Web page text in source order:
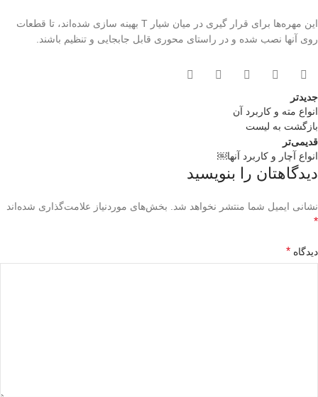
این مهره‌ها برای قرار گیری در میان شیار T بهینه سازی شده‌اند، تا قطعات
روی آنها نصب شده و در راستای محوری قابل جابجایی و تنظیم باشند.
جدیدتر
انواع مته و کاربرد آن
بازگشت به لیست
قدیمی‌تر
انواع آچار و کاربرد آنها￼
دیدگاهتان را بنویسید
نشانی ایمیل شما منتشر نخواهد شد. بخش‌های موردنیاز علامت‌گذاری شده‌اند
*
دیدگاه *